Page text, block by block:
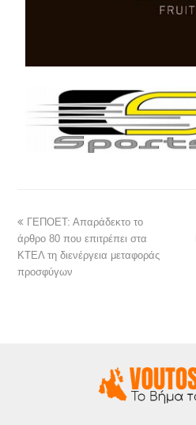
ΓΕΠΟΕΤ: Απαράδεκτο το
άρθρο 80 που επιτρέπει στα
ΚΤΕΛ τη διενέργεια μεταφοράς
προσφύγων